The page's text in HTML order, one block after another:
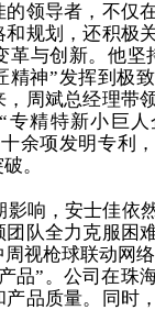
的领导者，不仅
规划，还积极
革与创新。他坚
精神”发挥到极
，周斌总经理带
“专精特新小巨
十余项发明专利
。
影响，安士佳依
队全力克服困
周视枪球联动网
品”。公司在珠
品质量。同时